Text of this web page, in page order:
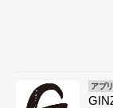
アプリ